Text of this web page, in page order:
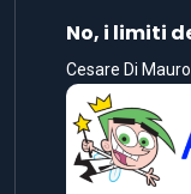
No, i limiti
Cesare Di Mauro